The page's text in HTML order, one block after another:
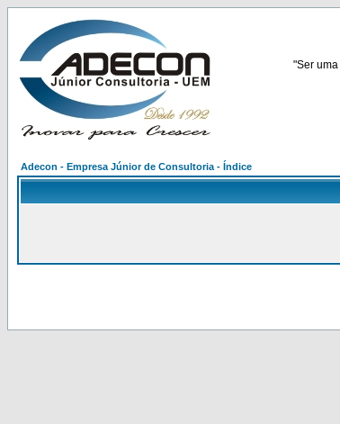
"Ser
Adecon - Empresa Júnior de Consultoria - Índice